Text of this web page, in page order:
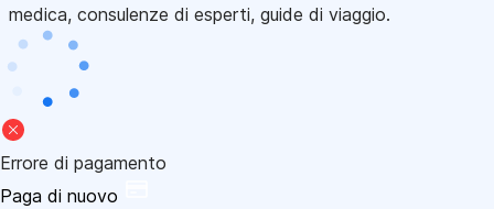
medica, consulenze di esperti, guide di viaggio.
Errore di pagamento
Paga di nuovo